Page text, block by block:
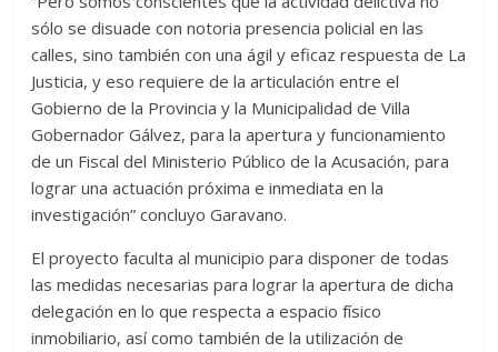
sólo se disuade con notoria presencia policial en las
calles, sino también con una ágil y eficaz respuesta de La
Justicia, y eso requiere de la articulación entre el
Gobierno de la Provincia y la Municipalidad de Villa
Gobernador Gálvez, para la apertura y funcionamiento
de un Fiscal del Ministerio Público de la Acusación, para
lograr una actuación próxima e inmediata en la
investigación” concluyo Garavano.
El proyecto faculta al municipio para disponer de todas
las medidas necesarias para lograr la apertura de dicha
delegación en lo que respecta a espacio físico
inmobiliario, así como también de la utilización de